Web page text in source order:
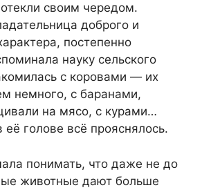
своим чередом.
доброго и
постепенно
науку сельского
с коровами — их
немного, с баранами,
на мясо, с курами…
голове всё прояснялось.
понимать, что даже не до
животные дают больше